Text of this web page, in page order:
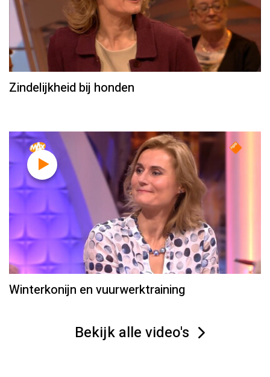
Zindelijkheid bij honden
Winterkonijn en vuurwerktraining
Bekijk alle video's